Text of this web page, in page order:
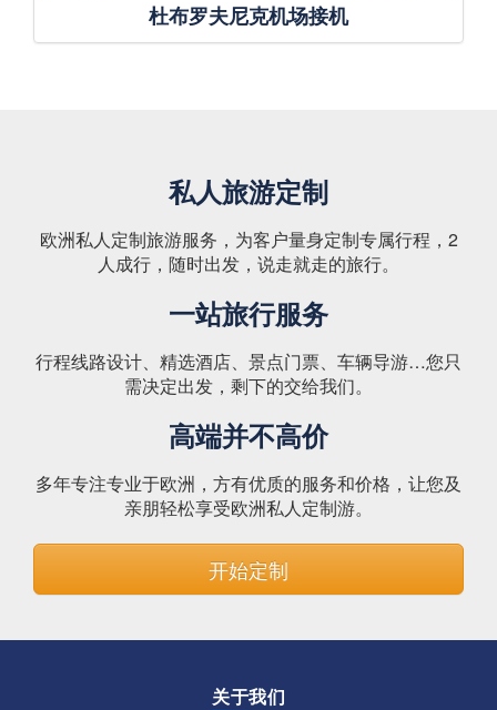
杜布罗夫尼克机场接机
私人旅游定制
欧洲私人定制旅游服务，为客户量身定制专属行程，2
人成行，随时出发，说走就走的旅行。
一站旅行服务
行程线路设计、精选酒店、景点门票、车辆导游…您只
需决定出发，剩下的交给我们。
高端并不高价
多年专注专业于欧洲，方有优质的服务和价格，让您及
亲朋轻松享受欧洲私人定制游。
开始定制
关于我们